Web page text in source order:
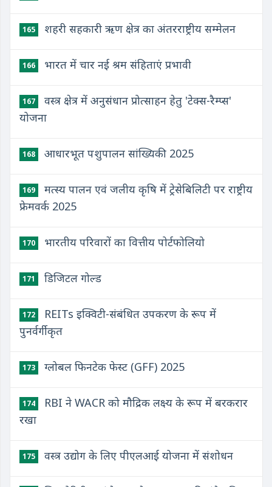
165 शहरी सहकारी ऋण क्षेत्र का अंतरराष्ट्रीय सम्मेलन
166 भारत में चार नई श्रम संहिताएं प्रभावी
167
वस्त्र क्षेत्र में अनुसंधान प्रोत्साहन हेतु 'टेक्स-रैम्प्स'
योजना
168 आधारभूत पशुपालन सांख्यिकी 2025
169
मत्स्य पालन एवं जलीय कृषि में ट्रेसेबिलिटी पर राष्ट्रीय
फ्रेमवर्क 2025
170 भारतीय परिवारों का वित्तीय पोर्टफोलियो
171 डिजिटल गोल्ड
172
REITs इक्विटी-संबंधित उपकरण के रूप में
पुनर्वर्गीकृत
173 ग्लोबल फिनटेक फेस्ट (GFF) 2025
174
RBI ने WACR को मौद्रिक लक्ष्य के रूप में बरकरार
रखा
175 वस्त्र उद्योग के लिए पीएलआई योजना में संशोधन